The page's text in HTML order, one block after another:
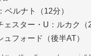
ベルナト（12分）
ェスター・U：ルカク（
ュフォード（後半AT）